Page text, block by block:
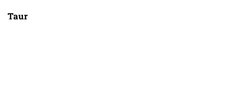
Taur